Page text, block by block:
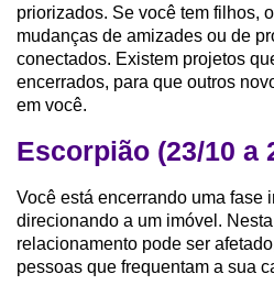
priorizados. Se você tem filhos,
mudanças de amizades ou de
conectados. Existem projetos
encerrados, para que outros
em você.
Escorpião (23/10 a
Você está encerrando uma fase
direcionando a um imóvel.
relacionamento pode ser
pessoas que frequentam a sua